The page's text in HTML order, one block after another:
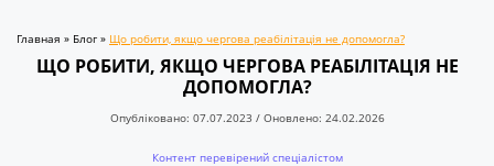
Главная » Блог » Що робити, якщо чергова реабілітація не допомогла?
ЩО РОБИТИ, ЯКЩО ЧЕРГОВА РЕАБІЛІТАЦІЯ НЕ
ДОПОМОГЛА?
Опубліковано: 07.07.2023 / Оновлено: 24.02.2026
Контент перевірений спеціалістом